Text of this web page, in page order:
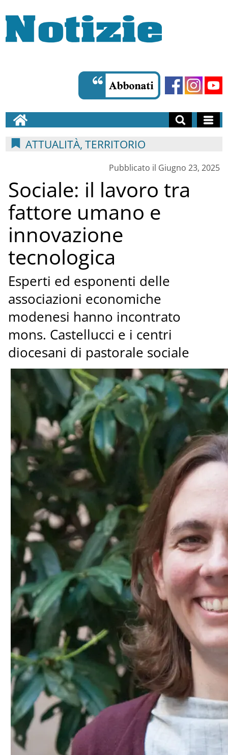
ATTUALITÀ, TERRITORIO
Pubblicato il Giugno 23, 2025
Sociale: il lavoro tra
fattore umano e
innovazione
tecnologica
Esperti ed esponenti delle
associazioni economiche
modenesi hanno incontrato
mons. Castellucci e i centri
diocesani di pastorale sociale